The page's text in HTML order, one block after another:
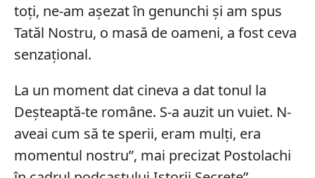
toți, ne-am așezat în genunchi și am spus
Tatăl Nostru, o masă de oameni, a fost ceva
senzațional.
La un moment dat cineva a dat tonul la
Deșteaptă-te române. S-a auzit un vuiet. N-
aveai cum să te sperii, eram mulți, era
momentul nostru”, mai precizat Postolachi